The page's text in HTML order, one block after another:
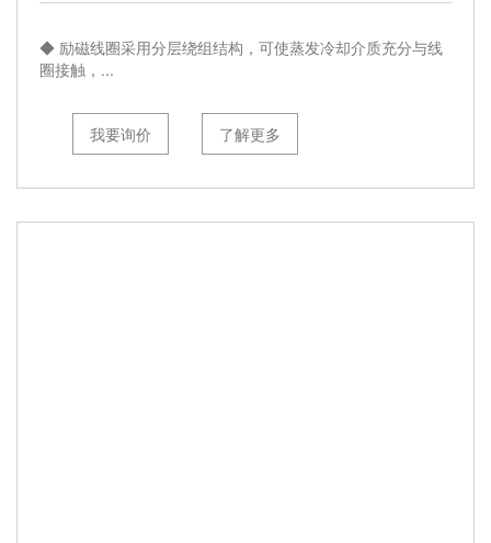
◆ 励磁线圈采用分层绕组结构，可使蒸发冷却介质充分与线
圈接触，...
我要询价 了解更多